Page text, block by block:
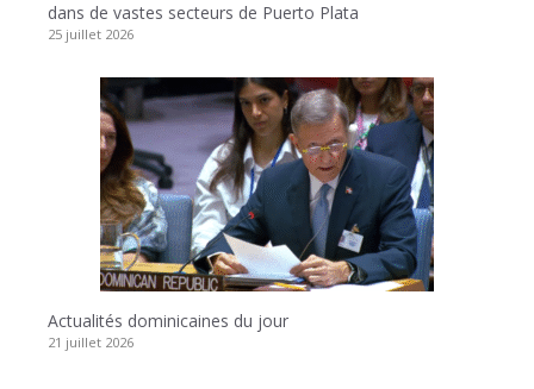
dans de vastes secteurs de Puerto Plata
25 juillet 2026
Actualités dominicaines du jour
21 juillet 2026